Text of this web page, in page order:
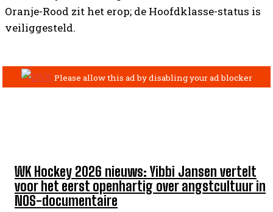
WK Hockey 2026 nieuws: Yibbi Jansen vertelt
voor het eerst openhartig over angstcultuur in
NOS-documentaire
Oranje-Rood zit het erop; de Hoofdklasse-status is
veiliggesteld.